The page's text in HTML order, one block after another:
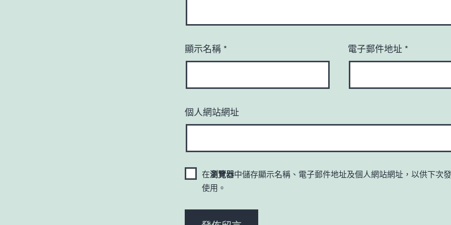
顯示名稱 * 電子郵件地址 *
個人網站網址
在瀏覽器中儲存顯示名稱、電子郵件地址及個人網站網址，以供下次
使用。